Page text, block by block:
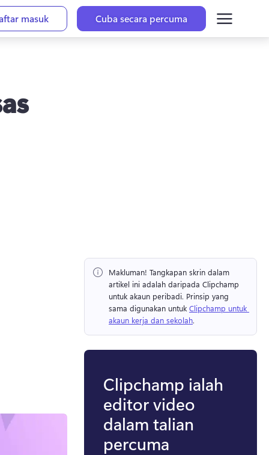
masuk Cuba secara percuma
Makluman! Tangkapan skrin dalam
artikel ini adalah daripada Clipchamp
untuk akaun peribadi. Prinsip yang
sama digunakan untuk Clipchamp untuk
akaun kerja dan sekolah.
Clipchamp ialah
editor video
dalam talian
percuma